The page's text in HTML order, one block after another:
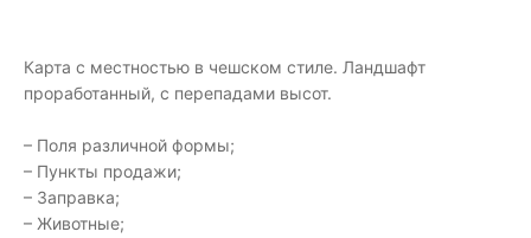
Карта с местностью в чешском стиле. Ландшафт
проработанный, с перепадами высот.
– Поля различной формы;
– Пункты продажи;
– Заправка;
– Животные;